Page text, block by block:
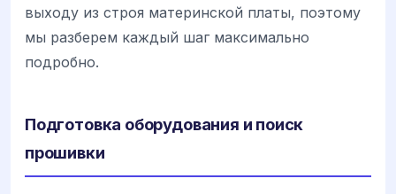
выходу из строя материнской платы, поэтому
мы разберем каждый шаг максимально
подробно.
Подготовка оборудования и поиск
прошивки